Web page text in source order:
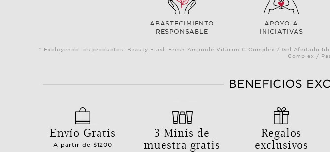
ABASTECIMIENTO
RESPONSABLE
APOYO A
INICIATIVAS
* Excluyendo los productos: Beauty Flash Fresh Ampoule Vitamin C Complex / Gel Afeitado
Complex /
BENEFICIOS
Envío Gratis
A partir de $1200
3 Minis de
muestra gratis
Regalos
exclusivos